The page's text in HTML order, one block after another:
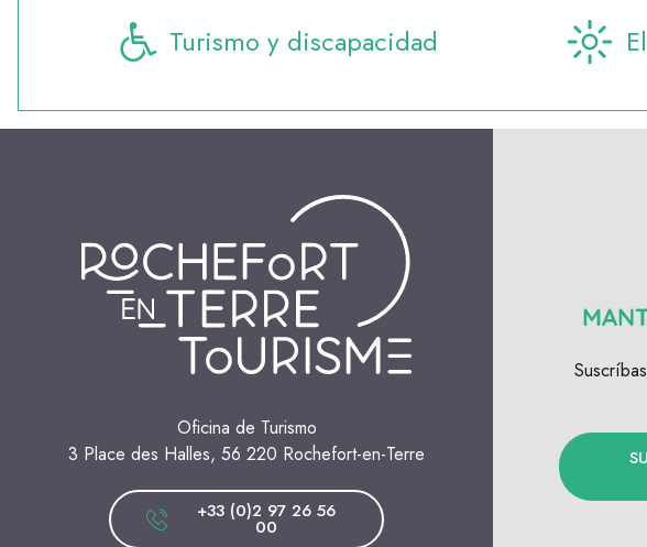
Turismo y discapacidad
Oficina de Turismo
3 Place des Halles, 56 220 Rochefort-en-Terre
+33 (0)2 97 26 56
00